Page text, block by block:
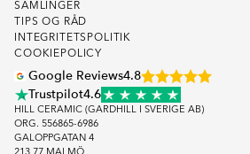
SAMLINGER
TIPS OG RÅD
INTEGRITETSPOLITIK
COOKIEPOLICY
Google Reviews4.8
Trustpilot4.6
HILL CERAMIC (GARDHILL I SVERIGE AB)
ORG. 556865-6986
GALOPPGATAN 4